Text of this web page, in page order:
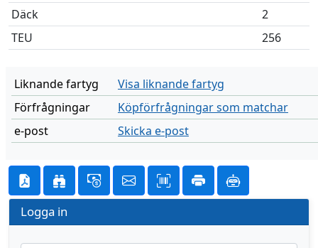
Däck
2
TEU
256
Liknande fartyg
Visa liknande fartyg
Förfrågningar
Köpförfrågningar som matchar
e-post
Skicka e-post
Logga in